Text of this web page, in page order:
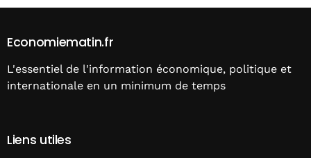
Economiematin.fr
L'essentiel de l'information économique, politique et
internationale en un minimum de temps
Liens utiles